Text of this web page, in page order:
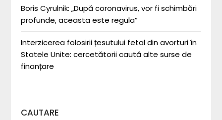
Boris Cyrulnik: „După coronavirus, vor fi schimbări
profunde, aceasta este regula”
Interzicerea folosirii țesutului fetal din avorturi în
Statele Unite: cercetătorii caută alte surse de
finanțare
CAUTARE